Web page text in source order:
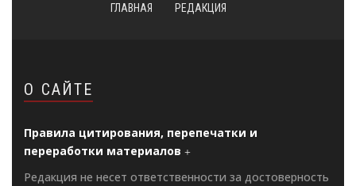
ГЛАВНАЯ РЕДАКЦИЯ
О САЙТЕ
Правила цитирования, перепечатки и
переработки материалов
Редакция не несет ответственности за достоверность